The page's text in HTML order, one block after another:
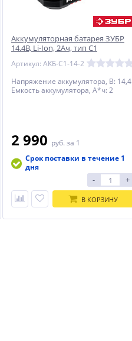
Аккумуляторная батарея ЗУБР
14.4В, Li-Ion, 2Ач, тип С1
Артикул: АКБ-С1-14-2
Напряжение аккумулятора, В: 14,4
Емкость аккумулятора, А*ч: 2
2 990 руб. за 1
Срок поставки в течение 1
дня
- +
В КОРЗИНУ